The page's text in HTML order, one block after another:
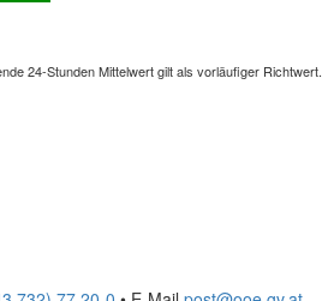
24-Stunden Mittelwert gilt als vorläufiger Richtwert.